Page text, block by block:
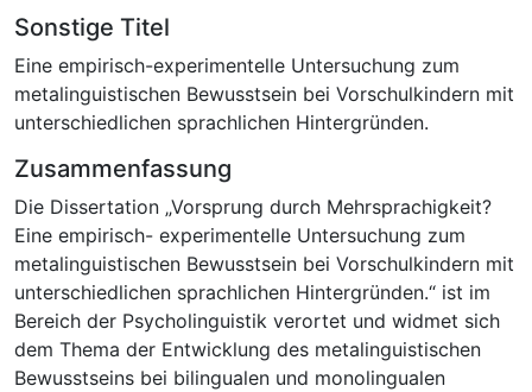
Sonstige Titel
Eine empirisch-experimentelle Untersuchung zum
metalinguistischen Bewusstsein bei Vorschulkindern mit
unterschiedlichen sprachlichen Hintergründen.
Zusammenfassung
Die Dissertation „Vorsprung durch Mehrsprachigkeit?
Eine empirisch- experimentelle Untersuchung zum
metalinguistischen Bewusstsein bei Vorschulkindern mit
unterschiedlichen sprachlichen Hintergründen.“ ist im
Bereich der Psycholinguistik verortet und widmet sich
dem Thema der Entwicklung des metalinguistischen
Bewusstseins bei bilingualen und monolingualen